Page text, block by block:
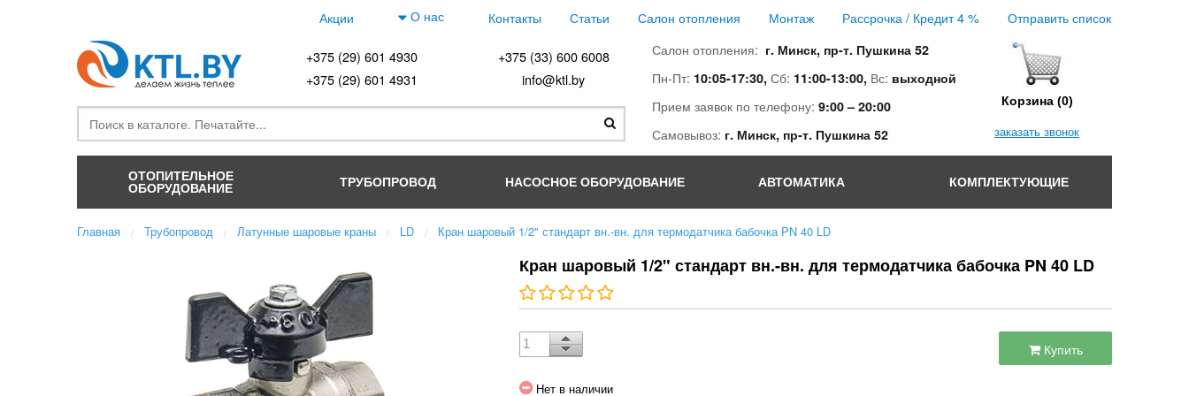
Акции О нас Контакты Статьи Салон отопления Монтаж Рассрочка / Кредит 4 % Отправить список
+375 (29) 601 4930
+375 (33) 600 6008
+375 (29) 601 4931
info@ktl.by
Салон отопления: г. Минск, пр-т. Пушкина 52
Пн-Пт: 10:05-17:30, Сб: 11:00-13:00, Вс: выходной
Прием заявок по телефону: 9:00 – 20:00
Самовывоз: г. Минск, пр-т. Пушкина 52
Корзина (0)
заказать звонок
ОТОПИТЕЛЬНОЕ
ОБОРУДОВАНИЕ ТРУБОПРОВОД НАСОСНОЕ ОБОРУДОВАНИЕ АВТОМАТИКА КОМПЛЕКТУЮЩИЕ
Главная Трубопровод Латунные шаровые краны LD Кран шаровый 1/2" стандарт вн.-вн. для термодатчика бабочка PN 40 LD
Кран шаровый 1/2" стандарт вн.-вн. для термодатчика бабочка PN 40 LD
Купить
Нет в наличии